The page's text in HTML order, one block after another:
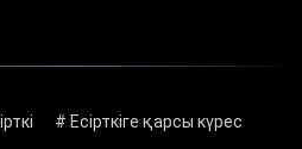
# Есірткіге қарсы күрес